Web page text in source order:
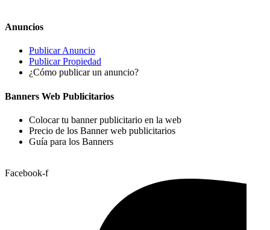
Anuncios
Publicar Anuncio
Publicar Propiedad
¿Cómo publicar un anuncio?
Banners Web Publicitarios
Colocar tu banner publicitario en la web
Precio de los Banner web publicitarios
Guía para los Banners
Facebook-f